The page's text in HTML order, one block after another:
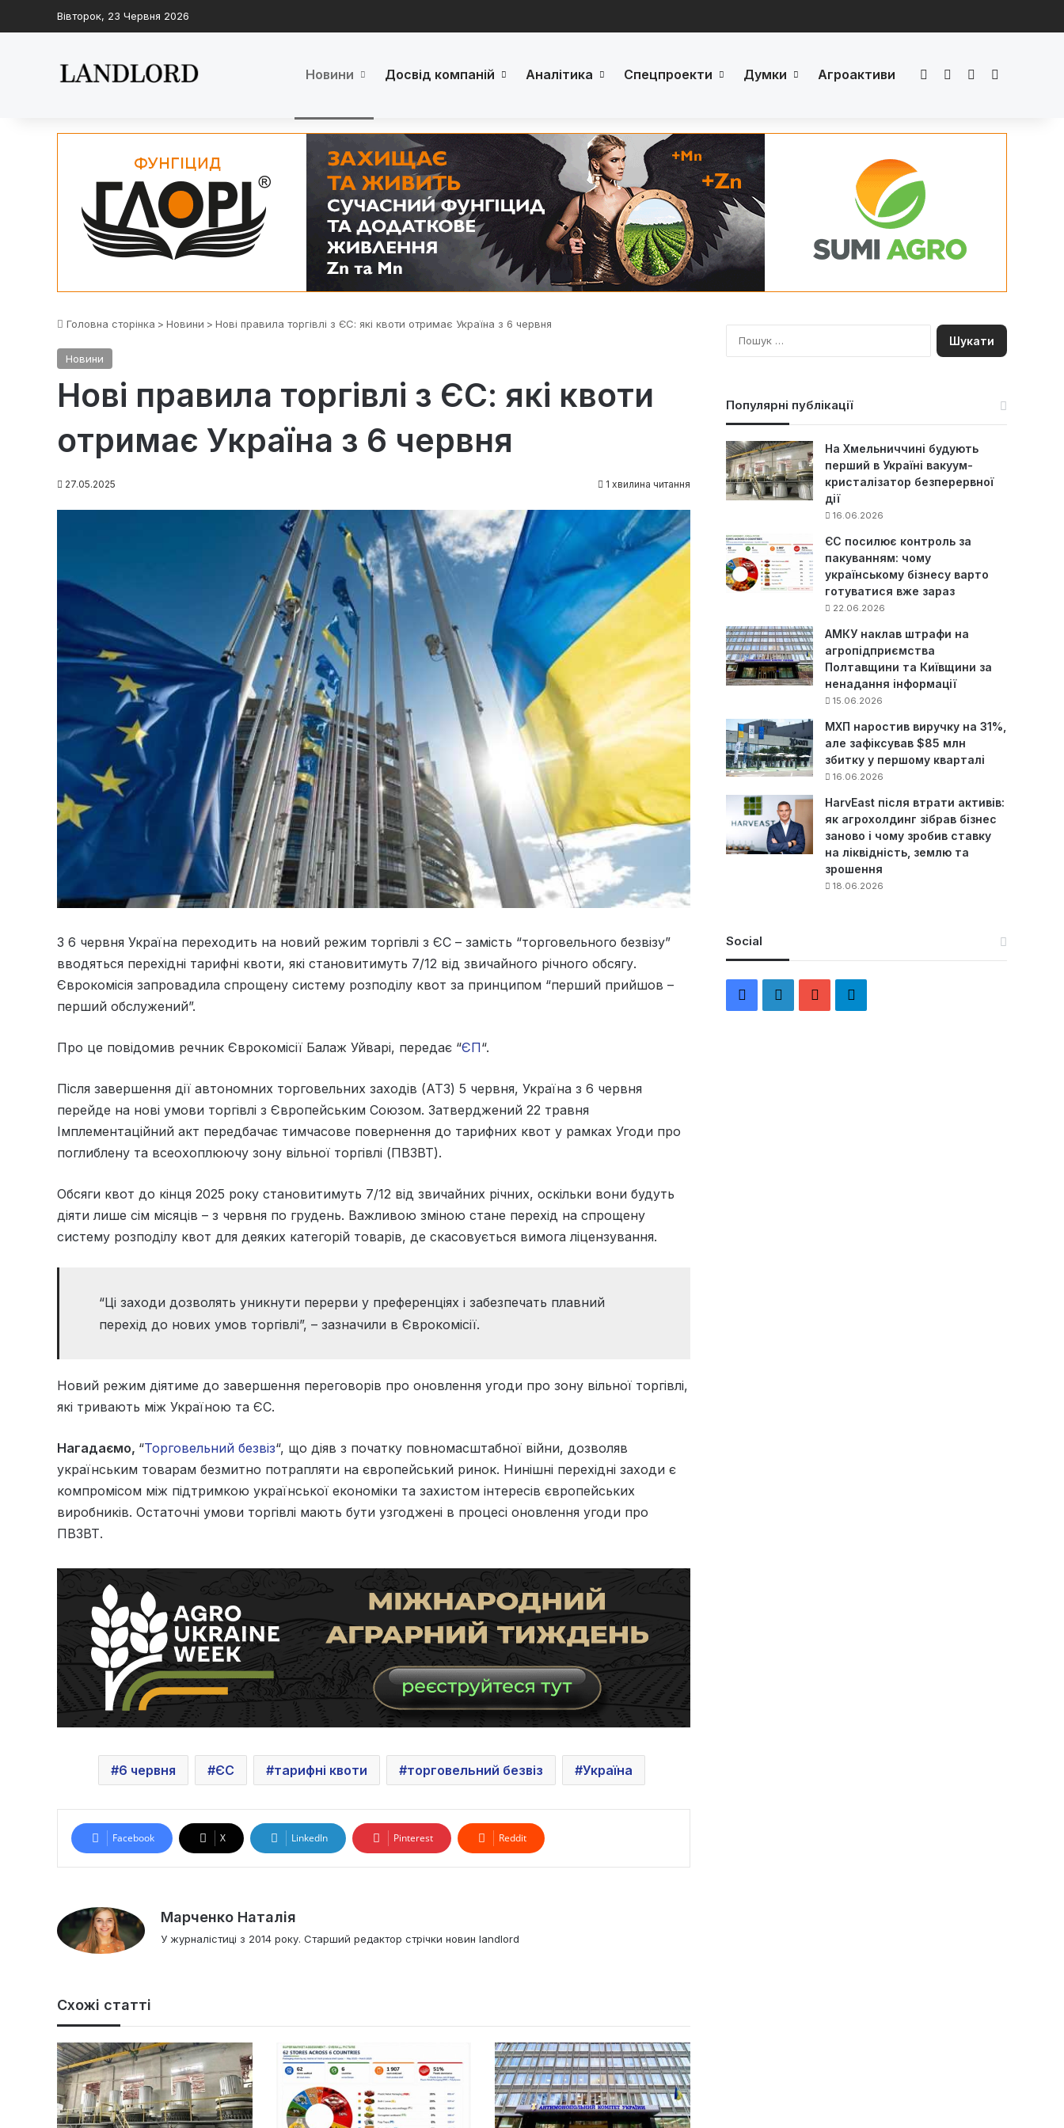
Вівторок, 23 Червня 2026
Новини Досвід компаній Аналітика Спецпроекти Думки Агроактиви FacebookLinkedInYouTube
Головна сторінка > Новини > Нові правила торгівлі з ЄС: які квоти отримає Україна з 6 червня
Новини
Нові правила торгівлі з ЄС: які квоти
отримає Україна з 6 червня
27.05.2025 1 хвилина читання
З 6 червня Україна переходить на новий режим торгівлі з ЄС – замість “торговельного безвізу”
вводяться перехідні тарифні квоти, які становитимуть 7/12 від звичайного річного обсягу.
Єврокомісія запровадила спрощену систему розподілу квот за принципом “перший прийшов –
перший обслужений”.
Про це повідомив речник Єврокомісії Балаж Уйварі, передає “ЄП“.
Після завершення дії автономних торговельних заходів (АТЗ) 5 червня, Україна з 6 червня
перейде на нові умови торгівлі з Європейським Союзом. Затверджений 22 травня
Імплементаційний акт передбачає тимчасове повернення до тарифних квот у рамках Угоди про
поглиблену та всеохоплюючу зону вільної торгівлі (ПВЗВТ).
Обсяги квот до кінця 2025 року становитимуть 7/12 від звичайних річних, оскільки вони будуть
діяти лише сім місяців – з червня по грудень. Важливою зміною стане перехід на спрощену
систему розподілу квот для деяких категорій товарів, де скасовується вимога ліцензування.
“Ці заходи дозволять уникнути перерви у преференціях і забезпечать плавний
перехід до нових умов торгівлі”, – зазначили в Єврокомісії.
Новий режим діятиме до завершення переговорів про оновлення угоди про зону вільної торгівлі,
які тривають між Україною та ЄС.
Нагадаємо, “Торговельний безвіз“, що діяв з початку повномасштабної війни, дозволяв
українським товарам безмитно потрапляти на європейський ринок. Нинішні перехідні заходи є
компромісом між підтримкою української економіки та захистом інтересів європейських
виробників. Остаточні умови торгівлі мають бути узгоджені в процесі оновлення угоди про
ПВЗВТ.
6 червня ЄС тарифні квоти торговельний безвіз Україна
Facebook X LinkedIn Pinterest Reddit
Марченко Наталія
У журналістиці з 2014 року. Старший редактор стрічки новин landlord
Схожі статті
П
о
Популярні публікації
На Хмельниччині будують
перший в Україні вакуум-
кристалізатор безперервної
дії
16.06.2026
ЄС посилює контроль за
пакуванням: чому
українському бізнесу варто
готуватися вже зараз
22.06.2026
АМКУ наклав штрафи на
агропідприємства
Полтавщини та Київщини за
ненадання інформації
15.06.2026
МХП наростив виручку на 31%,
але зафіксував $85 млн
збитку у першому кварталі
16.06.2026
HarvEast після втрати активів:
як агрохолдинг зібрав бізнес
заново і чому зробив ставку
на ліквідність, землю та
зрошення
18.06.2026
Social